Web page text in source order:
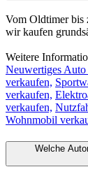
Vom Oldtimer bis
wir kaufen
Weitere
Neuwertiges Auto
verkaufen,
verkaufen,
verkaufen,
Wohnmobil
Welche